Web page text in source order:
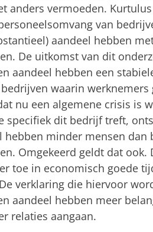
anders vermoeden.
van
aandeel hebben
De uitkomst van dit
aandeel hebben een
waarin werknemers
nu een algemene crisis is
specifiek dit bedrijf treft,
hebben minder mensen dan
Omgekeerd geldt dat ook.
toe in economisch goede
verklaring die hiervoor
aandeel hebben meer
relaties aangaan.